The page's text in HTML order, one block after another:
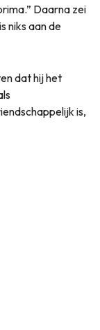
Daarna zei
niks aan de
dat hij het
is,